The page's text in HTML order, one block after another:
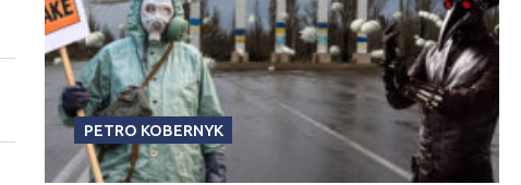
PETRO KOBERNYK